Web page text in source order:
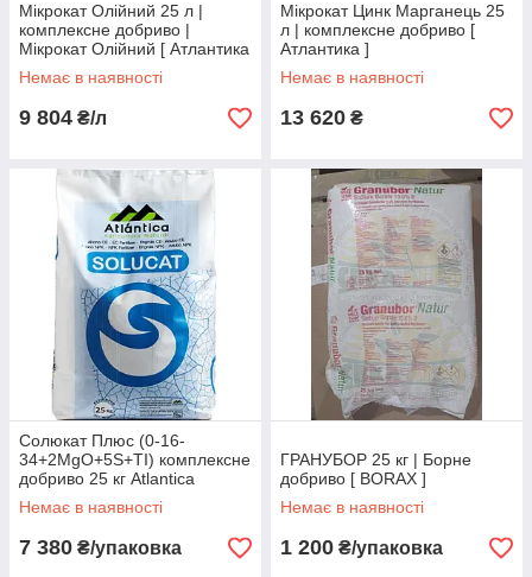
Мікрокат Олійний 25 л |
комплексне добриво |
Мікрокат Олійний [ Атлантика
]Немає в наявності
9 804 ₴/л
Мікрокат Цинк Марганець 25
л | комплексне добриво [
Атлантика ]
Немає в наявності
13 620 ₴
Солюкат Плюс (0-16-
34+2MgO+5S+ТІ) комплексне
добриво 25 кг Atlantica
Немає в наявності
7 380 ₴/упаковка
ГРАНУБОР 25 кг | Борне
добриво [ BORAX ]
Немає в наявності
1 200 ₴/упаковка